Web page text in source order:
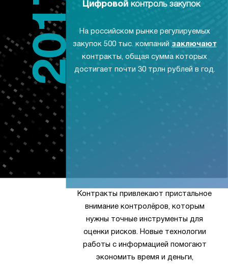
Цифровой контроль закупок
На российском рынке регулируемых
закупок 500 тыс. компаний заключают
контракты, общая сумма которых
достигает почти 30 трлн рублей в год.
Контракты привлекают пристальное
внимание контролёров, которым
нужны точные инструменты для
оценки рисков. Новые технологии
работы с информацией помогают
экономить время и деньги,